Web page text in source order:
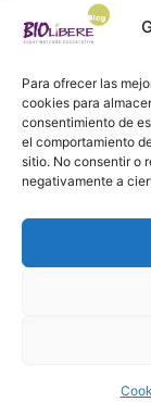
Para ofrecer las
cookies para
consentimiento de
el comportamiento
sitio. No consentir o
negativamente a